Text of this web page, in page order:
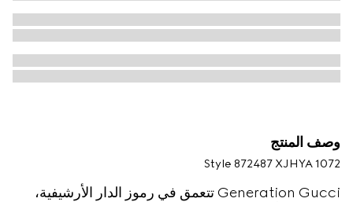
وصف المنتج
Style ‎872487 XJHYA 1072
Generation Gucci تتعمق في رموز الدار الأرشيفية،